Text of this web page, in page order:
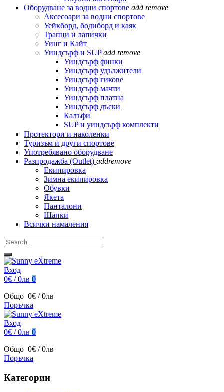
Оборудване за водни спортове add remove
Аксесоари за водни спортове
Уейкборд, бодиборд и каяк
Трапци и лапички
Уинг и Кайт
Уиндсърф и SUP add remove
Уиндсърф финки
Уиндсърф удължители
Уиндсърф гикове
Уиндсърф мачти
Уиндсърф платна
Уиндсърф дъски
Калъфи
SUP и уиндсърф комплекти
Протектори и наколенки
Туризъм и други спортове
Употребявано оборудване
Разпродажба (Outlet) addremove
Екипировка
Зимна екипировка
Обувки
Якета
Панталони
Шапки
Всички намаления
Вход
0€ / 0лв 0
Общо 0€ / 0лв
Поръчка
Вход
0€ / 0лв 0
Общо 0€ / 0лв
Поръчка
Категории